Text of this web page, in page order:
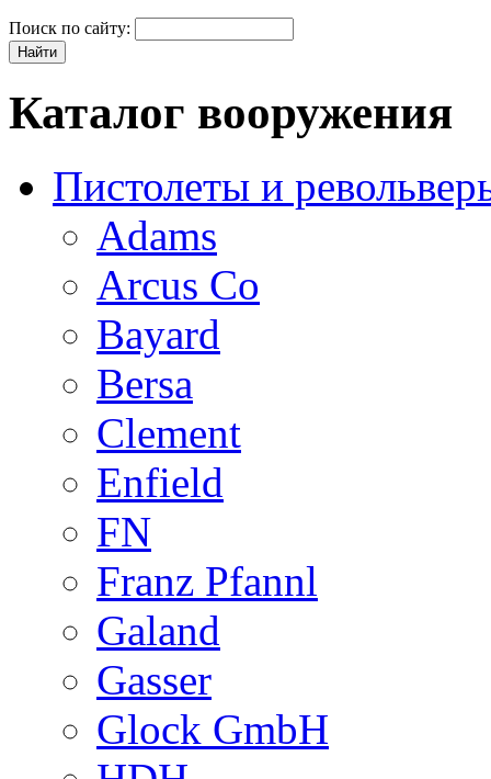
Поиск по сайту:
Каталог вооружения
Пистолеты и
Adams
Arcus Co
Bayard
Bersa
Clement
Enfield
FN
Franz Pfannl
Galand
Gasser
Glock GmbH